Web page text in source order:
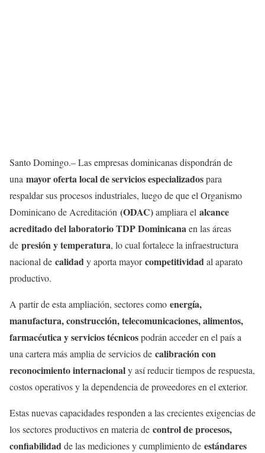
Santo Domingo.– Las empresas dominicanas dispondrán de
una mayor oferta local de servicios especializadospara
respaldar sus procesos industriales, luego de que el Organismo
Dominicano de Acreditación (ODAC)ampliara el alcance
acreditado del laboratorio TDP Dominicanaen las áreas
de presión y temperatura, lo cual fortalece la infraestructura
nacional de calidady aporta mayorcompetitividadal aparato
productivo.
A partir de esta ampliación, sectores como energía,
manufactura, construcción, telecomunicaciones, alimentos,
farmacéutica y servicios técnicospodrán acceder en el país a
una cartera más amplia de servicios de calibración con
reconocimiento internacionaly así reducir tiempos de respuesta,
costos operativos y la dependencia de proveedores en el exterior.
Estas nuevas capacidades responden a las crecientes exigencias de
los sectores productivos en materia de control de procesos,
confiabilidadde las mediciones y cumplimiento de estándares